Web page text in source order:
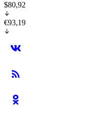
$80,92
€93,19